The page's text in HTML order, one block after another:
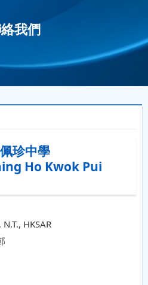
我們
珍中學
Ho Kwok Pui
HKSAR